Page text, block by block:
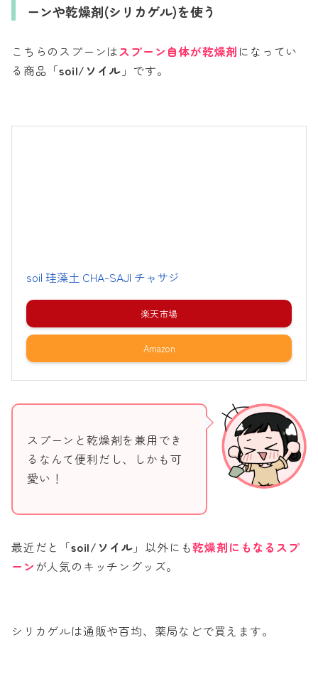
ーンや乾燥剤(シリカゲル)を使う
こちらのスプーンはスプーン自体が乾燥剤 になってい
る商品「soil/ソイル 」です。
soil 珪藻土 CHA-SAJI チャサジ
楽天市場
Amazon
スプーンと乾燥剤を兼用でき
るなんて便利だし、しかも可
愛い！
最近だと「soil/ソイル 」以外にも乾燥剤にもなるスプ
ーン が人気のキッチングッズ。
シリカゲルは通販や百均、薬局などで買えます。